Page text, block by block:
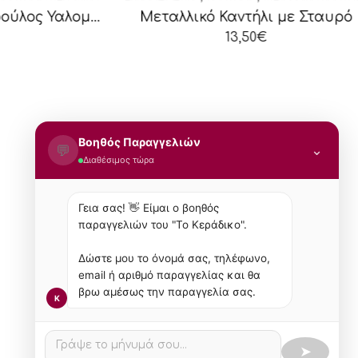
Κεραμικό Καντήλι Τρούλος Υαλομένο Δίχρωμο Μεταλλικό Καντήλι με Σταυρό
13,50€
Newsletter
Εγγραφείτε στην λίστα μας για
να μαθαίνετε τις νέες αφίξεις
και τις προσφορές.
💬 Βοηθός Παραγγελιών
Διαθέσιμος τώρα
⌄
K
Γεια σας! 👋 Είμαι ο βοηθός
παραγγελιών του "Το Κεράδικο".
Δώστε μου το όνομά σας, τηλέφωνο,
email ή αριθμό παραγγελίας και θα
βρω αμέσως την παραγγελία σας.
➤